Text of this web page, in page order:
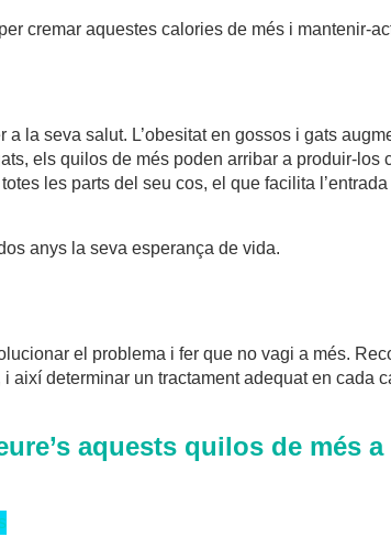
cremar aquestes calories de més i mantenir-
la seva salut. L’obesitat en gossos i gats
els quilos de més poden arribar a produir-los
les parts del seu cos, el que facilita
anys la seva esperança de vida.
el problema i fer que no vagi a més.
determinar un tractament adequat en cada
aquests quilos de més a